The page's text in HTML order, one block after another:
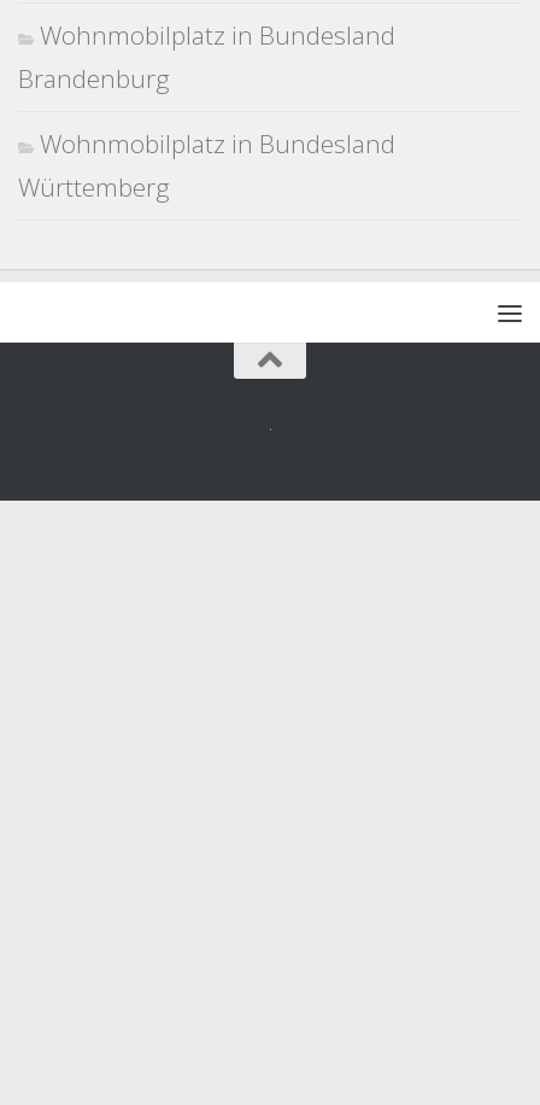
Wohnmobilplatz in Bundesland
Brandenburg
Wohnmobilplatz in Bundesland
Württemberg
.